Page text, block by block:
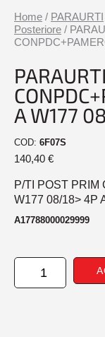
Home / PARAURTI
Posteriore /
A W177
COD: 6F07S
140,40 €
P/TI POST PRIM
W177 08/18> 4P
A17788000029999
PARAURTI
POSTERIORE